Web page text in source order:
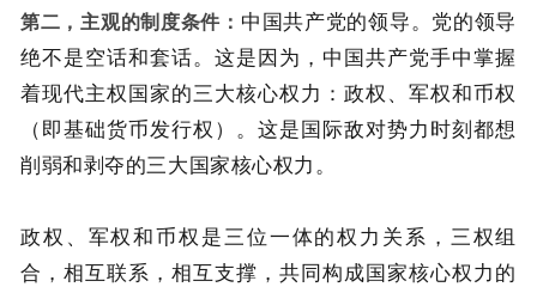
第二，主观的制度条件： 中国共产党的领导。党的领导
绝不是空话和套话。这是因为，中国共产党手中掌握
着现代主权国家的三大核心权力：政权、军权和币权
（即基础货币发行权）。这是国际敌对势力时刻都想
削弱和剥夺的三大国家核心权力。
政权、军权和币权是三位一体的权力关系，三权组
合，相互联系，相互支撑，共同构成国家核心权力的